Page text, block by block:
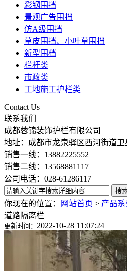
彩钢围挡
景观广告围挡
仿A级围挡
草皮围挡、小叶草围挡
新型围档
栏杆类
市政类
工地施工护栏类
Contact Us
联系我们
成都蓉锦装饰护栏有限公司
地址：成都市龙泉驿区西河街道卫
销售一线：13882225552
销售二线：13568881117
公司电话：028-61286117
你现在的位置： 网站首页 > 产品系
道路隔离栏
更新时间： 2022-10-28 11:07:24